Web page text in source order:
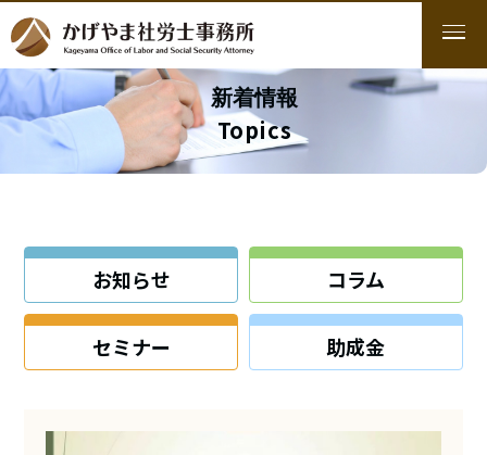
新着情報
Topics
お知らせ コラム
セミナー 助成金